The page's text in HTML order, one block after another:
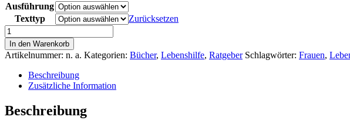
bis
26,00 €
Ausführung
Texttyp
Zurücksetzen
Rafkin,
Louise:
Sicherheitstipps
für
Frauen
Gefahren
erkennen
und
In den Warenkorb
Artikelnummer: n. a. Kategorien: Bücher, Lebenshilfe, Ratgeber Schlagwörter: Frauen,
Beschreibung
Zusätzliche Information
Beschreibung